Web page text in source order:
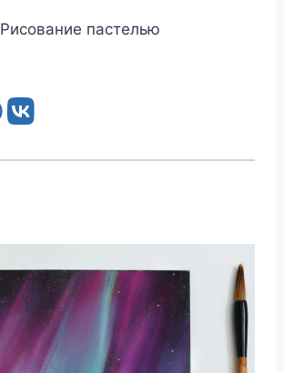
Рисование пастелью